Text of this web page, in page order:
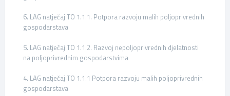
6. LAG natječaj TO 1.1.1. Potpora razvoju malih poljoprivrednih
gospodarstava
5. LAG natječaj TO 1.1.2. Razvoj nepoljoprivrednih djelatnosti
na poljoprivrednim gospodarstvima
4. LAG natječaj TO 1.1.1 Potpora razvoju malih poljoprivrednih
gospodarstava